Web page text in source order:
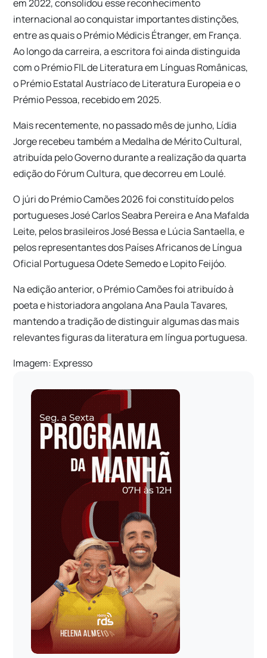
em 2022, consolidou esse reconhecimento
internacional ao conquistar importantes distinções,
entre as quais o Prémio Médicis Étranger, em França.
Ao longo da carreira, a escritora foi ainda distinguida
com o Prémio FIL de Literatura em Línguas Românicas,
o Prémio Estatal Austríaco de Literatura Europeia e o
Prémio Pessoa, recebido em 2025.
Mais recentemente, no passado mês de junho, Lídia
Jorge recebeu também a Medalha de Mérito Cultural,
atribuída pelo Governo durante a realização da quarta
edição do Fórum Cultura, que decorreu em Loulé.
O júri do Prémio Camões 2026 foi constituído pelos
portugueses José Carlos Seabra Pereira e Ana Mafalda
Leite, pelos brasileiros José Bessa e Lúcia Santaella, e
pelos representantes dos Países Africanos de Língua
Oficial Portuguesa Odete Semedo e Lopito Feijóo.
Na edição anterior, o Prémio Camões foi atribuído à
poeta e historiadora angolana Ana Paula Tavares,
mantendo a tradição de distinguir algumas das mais
relevantes figuras da literatura em língua portuguesa.
Imagem: Expresso